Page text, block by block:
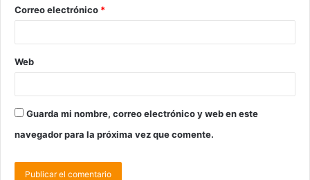
Correo electrónico *
Web
Guarda mi nombre, correo electrónico y web en este
navegador para la próxima vez que comente.